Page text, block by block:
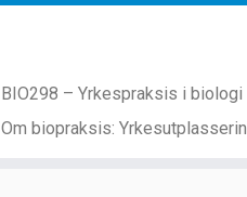
BIO298 – Yrkespraksis i biologi
Om biopraksis: